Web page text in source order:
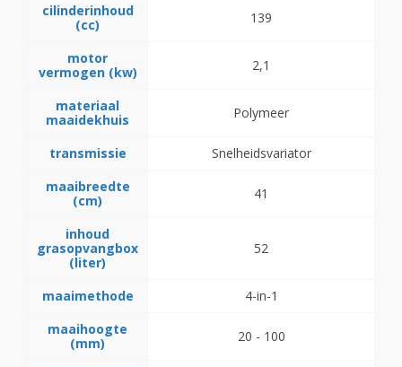
cilinderinhoud
(cc)
139
motor
vermogen (kw)
2,1
materiaal
maaidekhuis
Polymeer
transmissie
Snelheidsvariator
maaibreedte
(cm)
41
inhoud
grasopvangbox
(liter)
52
maaimethode
4-in-1
maaihoogte
(mm)
20 - 100